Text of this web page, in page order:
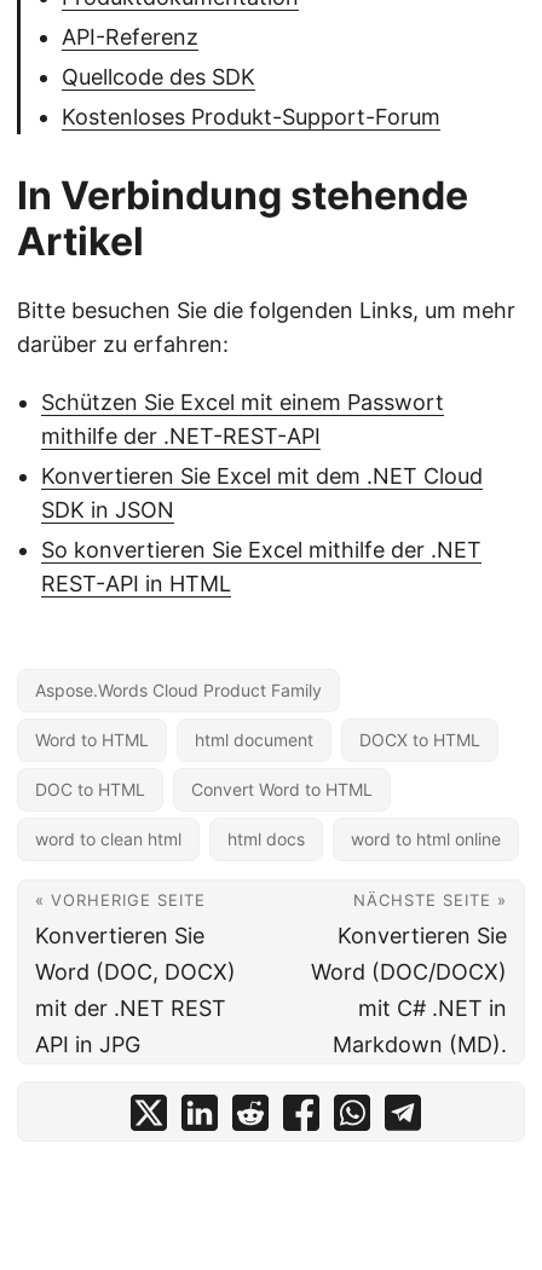
API-Referenz
Quellcode des SDK
Kostenloses Produkt-Support-Forum
In Verbindung stehende
Artikel
Bitte besuchen Sie die folgenden Links, um mehr
darüber zu erfahren:
Schützen Sie Excel mit einem Passwort
mithilfe der .NET-REST-API
Konvertieren Sie Excel mit dem .NET Cloud
SDK in JSON
So konvertieren Sie Excel mithilfe der .NET
REST-API in HTML
Aspose.Words Cloud Product Family
Word to HTML html document DOCX to HTML
DOC to HTML Convert Word to HTML
word to clean html html docs word to html online
« VORHERIGE SEITE
Konvertieren Sie
Word (DOC, DOCX)
mit der .NET REST
API in JPG
NÄCHSTE SEITE »
Konvertieren Sie
Word (DOC/DOCX)
mit C# .NET in
Markdown (MD).